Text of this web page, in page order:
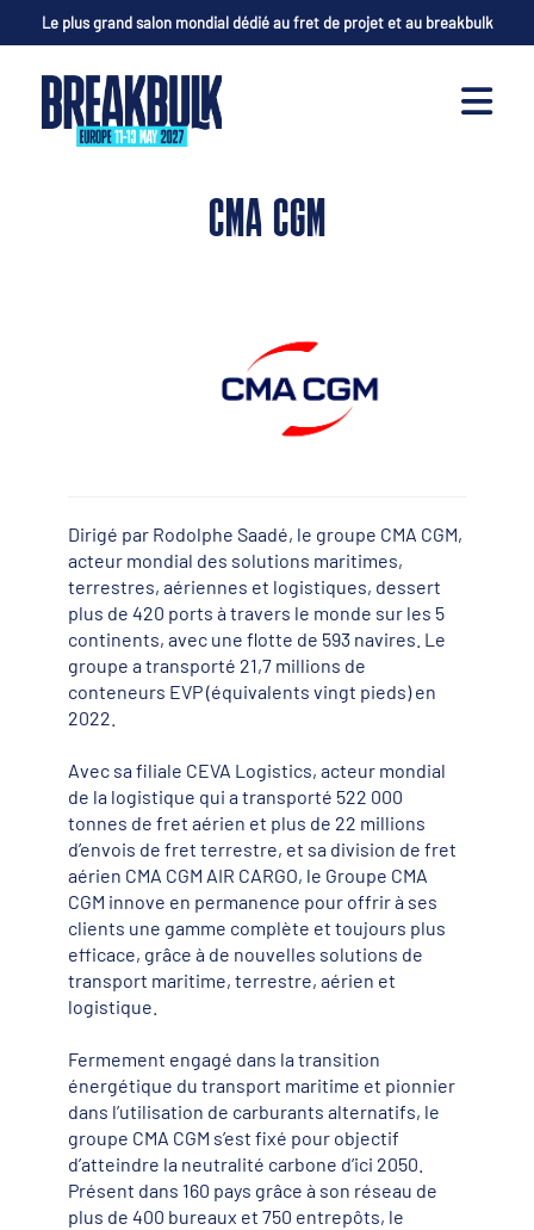
Le plus grand salon mondial dédié au fret de projet et au breakbulk
CMA CGM
Dirigé par Rodolphe Saadé, le groupe CMA CGM,
acteur mondial des solutions maritimes,
terrestres, aériennes et logistiques, dessert
plus de 420 ports à travers le monde sur les 5
continents, avec une flotte de 593 navires. Le
groupe a transporté 21,7 millions de
conteneurs EVP (équivalents vingt pieds) en
2022.
Avec sa filiale CEVA Logistics, acteur mondial
de la logistique qui a transporté 522 000
tonnes de fret aérien et plus de 22 millions
d’envois de fret terrestre, et sa division de fret
aérien CMA CGM AIR CARGO, le Groupe CMA
CGM innove en permanence pour offrir à ses
clients une gamme complète et toujours plus
efficace, grâce à de nouvelles solutions de
transport maritime, terrestre, aérien et
logistique.
Fermement engagé dans la transition
énergétique du transport maritime et pionnier
dans l’utilisation de carburants alternatifs, le
groupe CMA CGM s’est fixé pour objectif
d’atteindre la neutralité carbone d’ici 2050.
Présent dans 160 pays grâce à son réseau de
plus de 400 bureaux et 750 entrepôts, le